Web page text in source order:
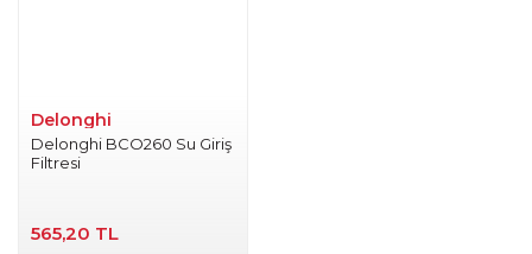
Delonghi
Delonghi BCO260 Su Giriş
Filtresi
565,20 TL